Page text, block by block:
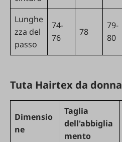
Lunghe
zza del
passo
74-
76
78
79-
80
Tuta Hairtex da donna
Dimensio
ne
Taglia
dell'abbiglia
mento